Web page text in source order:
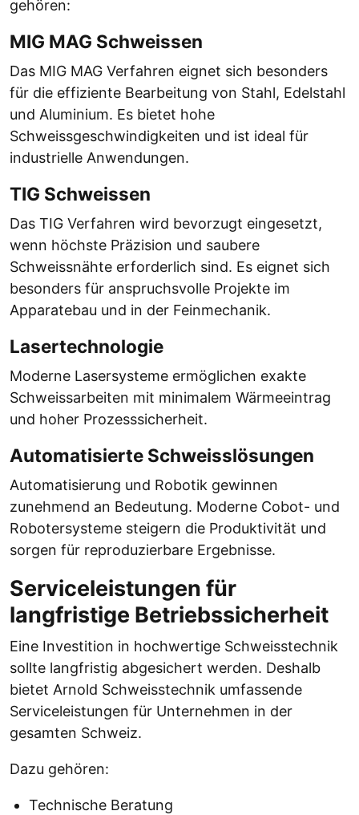
gehören:
MIG MAG Schweissen
Das MIG MAG Verfahren eignet sich besonders
für die effiziente Bearbeitung von Stahl, Edelstahl
und Aluminium. Es bietet hohe
Schweissgeschwindigkeiten und ist ideal für
industrielle Anwendungen.
TIG Schweissen
Das TIG Verfahren wird bevorzugt eingesetzt,
wenn höchste Präzision und saubere
Schweissnähte erforderlich sind. Es eignet sich
besonders für anspruchsvolle Projekte im
Apparatebau und in der Feinmechanik.
Lasertechnologie
Moderne Lasersysteme ermöglichen exakte
Schweissarbeiten mit minimalem Wärmeeintrag
und hoher Prozesssicherheit.
Automatisierte Schweisslösungen
Automatisierung und Robotik gewinnen
zunehmend an Bedeutung. Moderne Cobot- und
Robotersysteme steigern die Produktivität und
sorgen für reproduzierbare Ergebnisse.
Serviceleistungen für
langfristige Betriebssicherheit
Eine Investition in hochwertige Schweisstechnik
sollte langfristig abgesichert werden. Deshalb
bietet Arnold Schweisstechnik umfassende
Serviceleistungen für Unternehmen in der
gesamten Schweiz.
Dazu gehören:
Technische Beratung